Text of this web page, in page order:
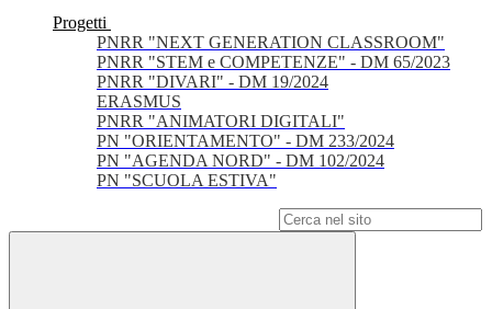
Progetti
PNRR "NEXT GENERATION CLASSROOM"
PNRR "STEM e COMPETENZE" - DM 65/2023
PNRR "DIVARI" - DM 19/2024
ERASMUS
PNRR "ANIMATORI DIGITALI"
PN "ORIENTAMENTO" - DM 233/2024
PN "AGENDA NORD" - DM 102/2024
PN "SCUOLA ESTIVA"